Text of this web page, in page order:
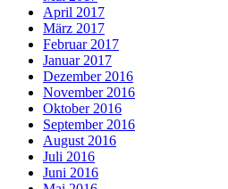
April 2017
März 2017
Februar 2017
Januar 2017
Dezember 2016
November 2016
Oktober 2016
September 2016
August 2016
Juli 2016
Juni 2016